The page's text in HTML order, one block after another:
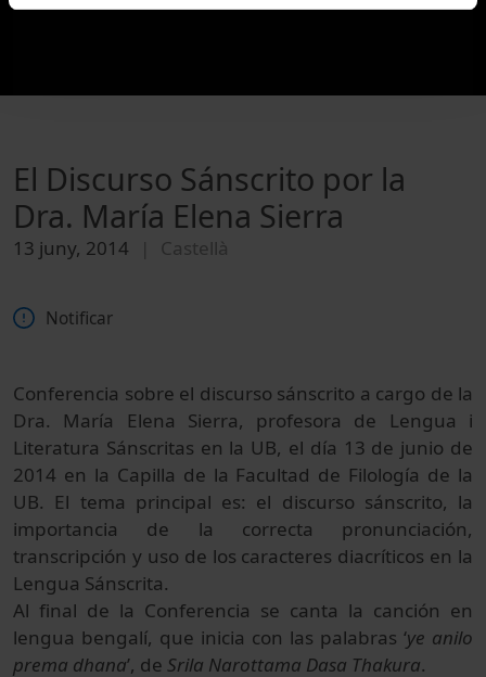
El Discurso Sánscrito por la
Dra. María Elena Sierra
13 juny, 2014 Castellà
Notificar
Conferencia sobre el discurso sánscrito a cargo de la
Dra. María Elena Sierra, profesora de Lengua i
Literatura Sánscritas en la UB, el día 13 de junio de
2014 en la Capilla de la Facultad de Filología de la
UB. El tema principal es: el discurso sánscrito, la
importancia de la correcta pronunciación,
transcripción y uso de los caracteres diacríticos en la
Lengua Sánscrita.
Al final de la Conferencia se canta la canción en
lengua bengalí, que inicia con las palabras ‘ye anilo
prema dhana’, de Srila Narottama Dasa Thakura.